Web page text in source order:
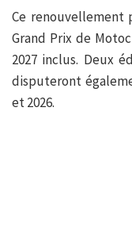
Ce renouvellement
Grand Prix de
2027 inclus. Deux
disputeront
et 2026.